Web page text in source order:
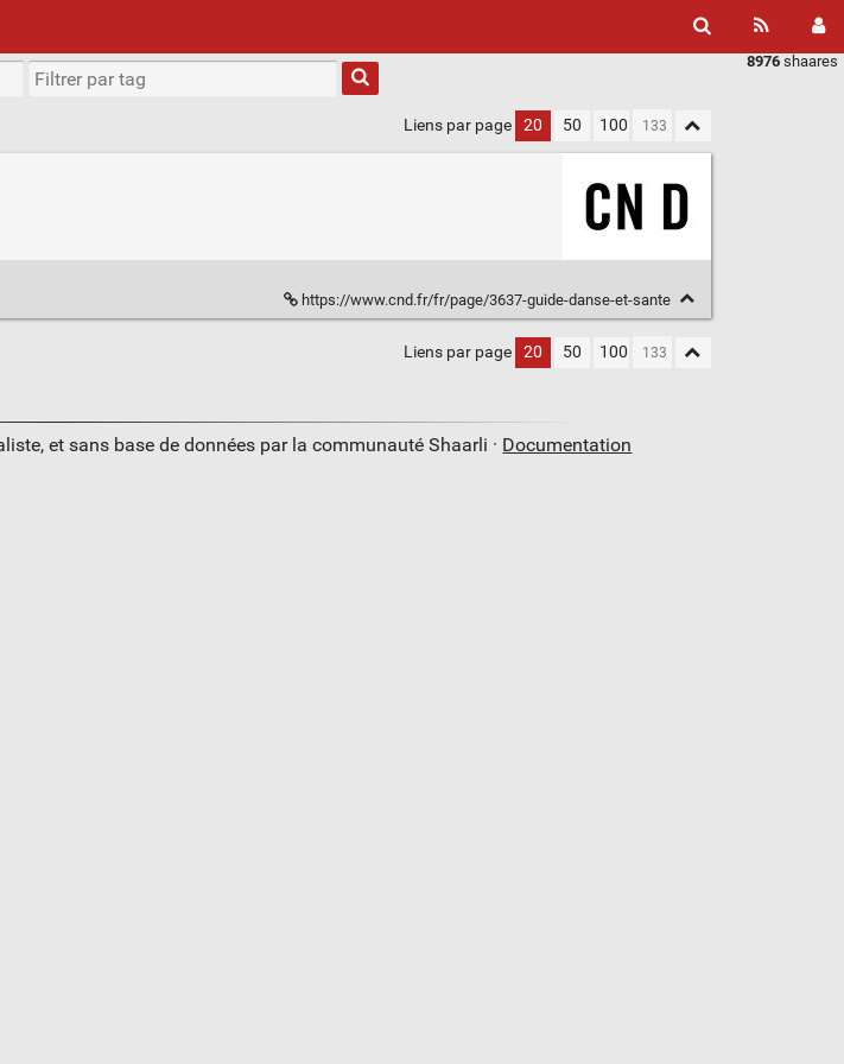
8976 shaares
Liens par page 20 50 100
https://www.cnd.fr/fr/page/3637-guide-danse-et-sante
Liens par page 20 50 100
et sans base de données par la communauté Shaarli · Documentation